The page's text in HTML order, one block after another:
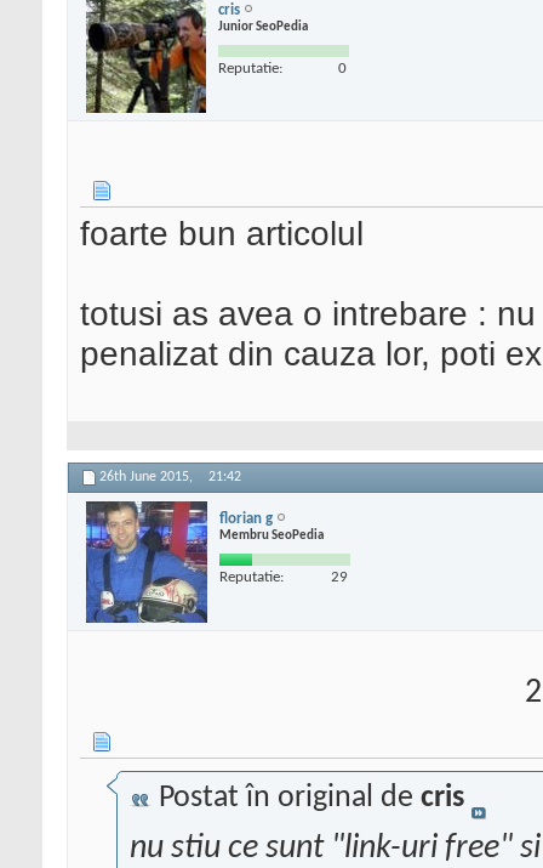
cris
Junior SeoPedia
Reputatie: 0
foarte bun articolul
totusi as avea o intrebare :
penalizat din cauza lor, poti
26th June 2015, 21:42
florian g
Membru SeoPedia
Reputatie: 29
Postat în original de cris
nu stiu ce sunt "link-uri free"